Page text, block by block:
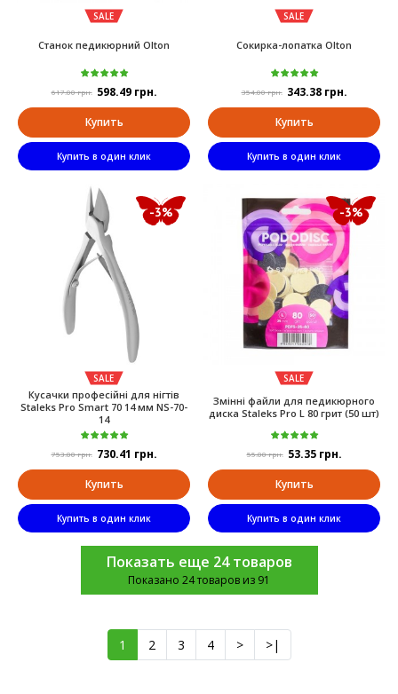
SALE
Станок педикюрний Olton
617.00 грн. 598.49 грн.
Купить
Купить в один клик
SALE
Сокирка-лопатка Olton
354.00 грн. 343.38 грн.
Купить
Купить в один клик
-3%
SALE
Кусачки професійні для нігтів
Staleks Pro Smart 70 14 мм NS-70-
14
753.00 грн. 730.41 грн.
Купить
Купить в один клик
-3%
SALE
Змінні файли для педикюрного
диска Staleks Pro L 80 грит (50 шт)
55.00 грн. 53.35 грн.
Купить
Купить в один клик
Показать еще 24 товаров
Показано 24 товаров из 91
1 2 3 4 > >|